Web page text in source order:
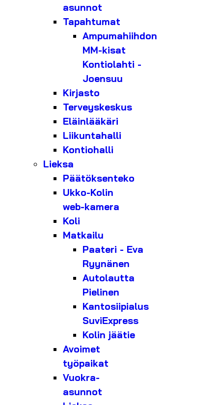
asunnot
Tapahtumat
Ampumahiihdon
MM-kisat
Kontiolahti -
Joensuu
Kirjasto
Terveyskeskus
Eläinlääkäri
Liikuntahalli
Kontiohalli
Lieksa
Päätöksenteko
Ukko-Kolin
web-kamera
Koli
Matkailu
Paateri - Eva
Ryynänen
Autolautta
Pielinen
Kantosiipialus
SuviExpress
Kolin jäätie
Avoimet
työpaikat
Vuokra-
asunnot